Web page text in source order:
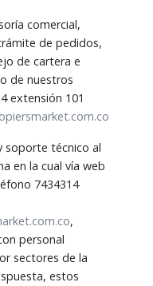
comercial,
de pedidos,
de cartera e
de nuestros
extensión 101
soporte técnico al
en la cual vía web
7434314
,
personal
sectores de la
estos